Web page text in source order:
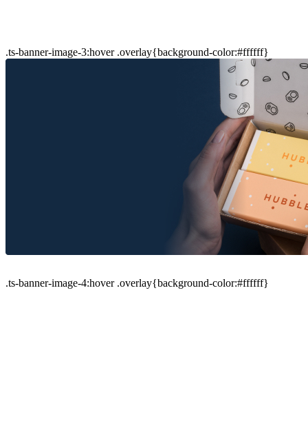
.ts-banner-image-3:hover .overlay{background-color:#ffffff}
.ts-banner-image-4:hover .overlay{background-color:#ffffff}